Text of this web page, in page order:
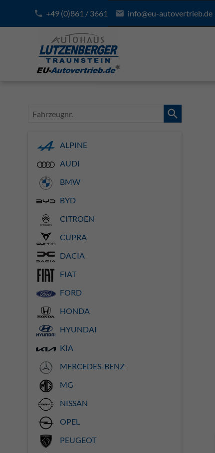
+49 (0)861 / 3661 info@eu-autovertrieb.de
Fahrzeugnr.
ALPINE
AUDI
BMW
BYD
CITROEN
CUPRA
DACIA
FIAT
FORD
HONDA
HYUNDAI
KIA
MERCEDES-BENZ
MG
NISSAN
OPEL
PEUGEOT